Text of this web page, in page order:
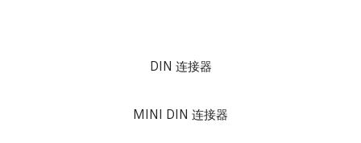
DIN 连接器
MINI DIN 连接器